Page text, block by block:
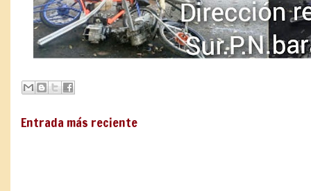
Entrada más reciente